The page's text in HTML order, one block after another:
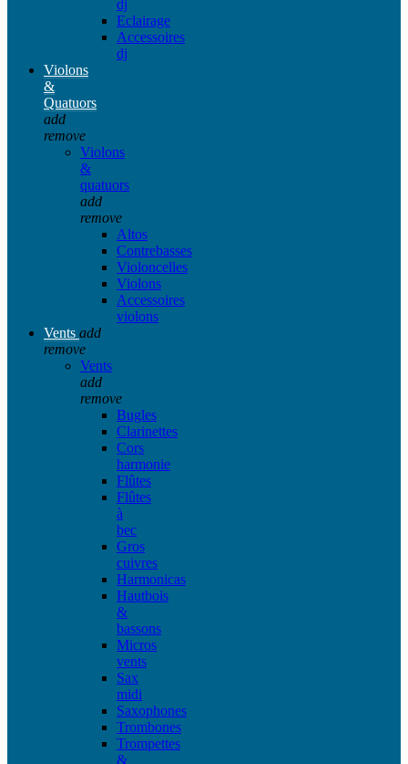
dj
Eclairage
Accessoires
dj
Violons
&
Quatuors
add
remove
Violons
&
quatuors
add
remove
Altos
Contrebasses
Violoncelles
Violons
Accessoires
violons
Vents add
remove
Vents
add
remove
Bugles
Clarinettes
Cors
harmonie
Flûtes
Flûtes
à
bec
Gros
cuivres
Harmonicas
Hautbois
&
bassons
Micros
vents
Sax
midi
Saxophones
Trombones
Trompettes
&